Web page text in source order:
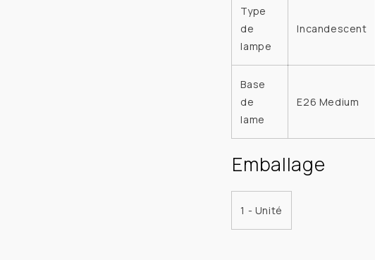
Type
de
lampe
Incandescent
Base
de
lame
E26 Medium
Emballage
1 - Unité